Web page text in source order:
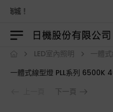
城！
LED室內照明
一體
下一頁